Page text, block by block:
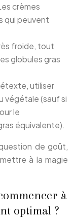
crèmes
qui peuvent
froide, tout
globules gras
utiliser
végétale (sauf si
le
équivalente).
de goût,
à la magie
à
optimal ?